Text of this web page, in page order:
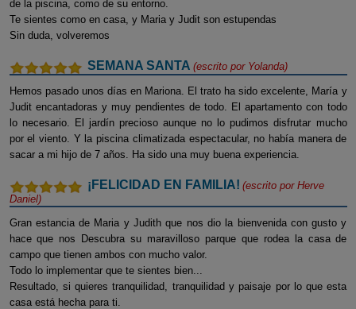
de la piscina, como de su entorno.
Te sientes como en casa, y Maria y Judit son estupendas
Sin duda, volveremos
SEMANA SANTA (escrito por Yolanda)
Hemos pasado unos días en Mariona. El trato ha sido excelente, María y
Judit encantadoras y muy pendientes de todo. El apartamento con todo
lo necesario. El jardín precioso aunque no lo pudimos disfrutar mucho
por el viento. Y la piscina climatizada espectacular, no había manera de
sacar a mi hijo de 7 años. Ha sido una muy buena experiencia.
¡FELICIDAD EN FAMILIA! (escrito por Herve
Daniel)
Gran estancia de Maria y Judith que nos dio la bienvenida con gusto y
hace que nos Descubra su maravilloso parque que rodea la casa de
campo que tienen ambos con mucho valor.
Todo lo implementar que te sientes bien...
Resultado, si quieres tranquilidad, tranquilidad y paisaje por lo que esta
casa está hecha para ti.